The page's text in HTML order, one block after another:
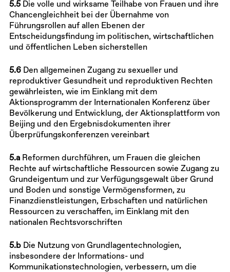
5.5 Die volle und wirksame Teilhabe von Frauen und ihre
Chancengleichheit bei der Übernahme von
Führungsrollen auf allen Ebenen der
Entscheidungsfindung im politischen, wirtschaftlichen
und öffentlichen Leben sicherstellen
5.6 Den allgemeinen Zugang zu sexueller und
reproduktiver Gesundheit und reproduktiven Rechten
gewährleisten, wie im Einklang mit dem
Aktionsprogramm der Internationalen Konferenz über
Bevölkerung und Entwicklung, der Aktionsplattform von
Beijing und den Ergebnisdokumenten ihrer
Überprüfungskonferenzen vereinbart
5.a Reformen durchführen, um Frauen die gleichen
Rechte auf wirtschaftliche Ressourcen sowie Zugang zu
Grundeigentum und zur Verfügungsgewalt über Grund
und Boden und sonstige Vermögensformen, zu
Finanzdienstleistungen, Erbschaften und natürlichen
Ressourcen zu verschaffen, im Einklang mit den
nationalen Rechtsvorschriften
5.b Die Nutzung von Grundlagentechnologien,
insbesondere der Informations- und
Kommunikationstechnologien, verbessern, um die